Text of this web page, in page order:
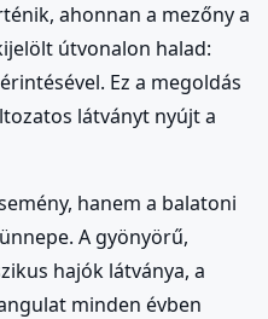
ahonnan a mezőny a
útvonalon halad:
Ez a megoldás
látványt nyújt a
hanem a balatoni
A gyönyörű,
hajók látványa, a
minden évben